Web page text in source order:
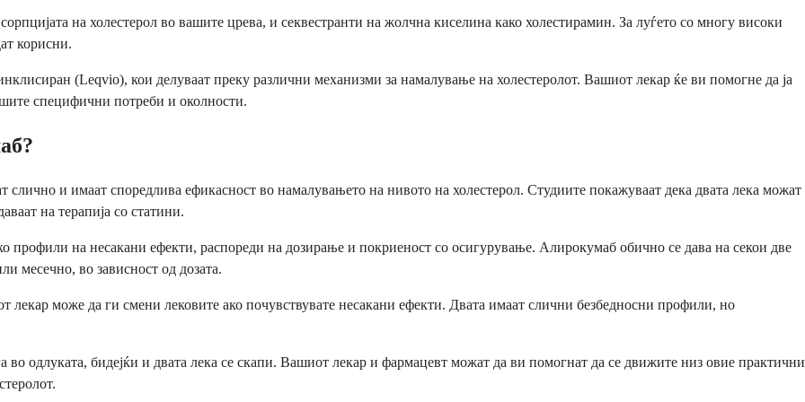
на холестерол во вашите црева, и секвестранти на жолчна киселина како холестирамин. За луѓето со многу високи
корисни.
(Leqvio), кои делуваат преку различни механизми за намалување на холестеролот. Вашиот лекар ќе ви помогне да ја
специфични потреби и околности.
и имаат споредлива ефикасност во намалувањето на нивото на холестерол. Студиите покажуваат дека двата лека можат
на терапија со статини.
профили на несакани ефекти, распореди на дозирање и покриеност со осигурување. Алирокумаб обично се дава на секои две
месечно, во зависност од дозата.
лекар може да ги смени лековите ако почувствувате несакани ефекти. Двата имаат слични безбедносни профили, но
во одлуката, бидејќи и двата лека се скапи. Вашиот лекар и фармацевт можат да ви помогнат да се движите низ овие практични